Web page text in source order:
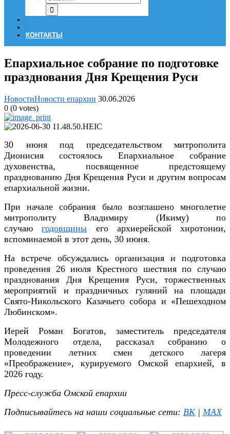
КОНТАКТЫ
Епархиальное собрание по подготовке
празднования Дня Крещения Руси
НовостиНовости епархии 30.06.2026
0 (0 votes)
30 июня под председательством митрополита
Дионисия состоялось Епархиальное собрание
духовенства, посвященное предстоящему
празднованию Дня Крещения Руси и другим вопросам
епархиальной жизни.
При начале собрания было возглашено многолетие
митрополиту Владимиру (Икиму) по
случаюгодовщины его архиерейской хиротонии,
вспоминаемой в этот день, 30 июня.
На встрече обсуждались организация и подготовка
проведения 26 июля Крестного шествия по случаю
празднования Дня Крещения Руси, торжественных
мероприятий и праздничных гуляний на площади
Свято-Никольского Казачьего собора и «Пешеходном
Любинском».
Иерей Роман Богатов, заместитель председателя
Молодежного отдела, рассказал собранию о
проведении летних смен детского лагеря
«Преображение», курируемого Омской епархией, в
2026 году.
Пресс-служба Омской епархии
Подписывайтесь на наши социальные сети: ВК| MAX